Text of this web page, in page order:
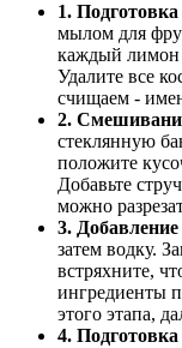
1.
мылом для
каждый лимон
Удалите все
счищаем -
2.
стеклянную
положите
Добавьте
можно
3.
затем водку.
встряхните,
ингредиенты
этого этапа,
4.